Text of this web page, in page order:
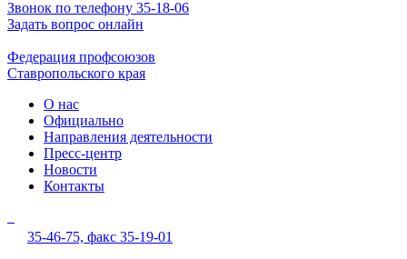
Звонок по телефону 35-18-06
Задать вопрос онлайн
Федерация профсоюзов
Ставропольского края
О нас
Официально
Направления деятельности
Пресс-центр
Новости
Контакты
35-46-75, факс 35-19-01